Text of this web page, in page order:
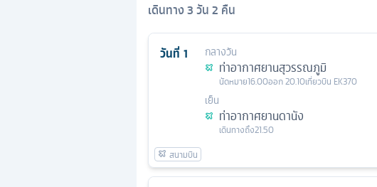
เดินทาง3วัน2 คืน
วันที่ 1 กลางวัน
ท่าอากาศยานสุวรรณภูมิ
นัดหมาย16.00ออก20.10เที่ยวบิน EK370
เย็น
ท่าอากาศยานดานัง
เดินทางถึง21.50